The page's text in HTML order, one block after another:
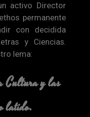
activo Director
permanente
con decidida
y Ciencias.
lema:
Cultura y las
latido.